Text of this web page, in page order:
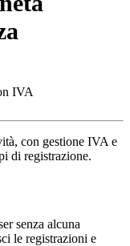
IVA
con gestione IVA e
di registrazione.
senza alcuna
le registrazioni e